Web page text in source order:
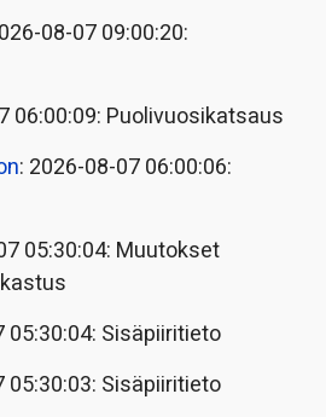
08-07 09:00:20:
06:00:09: Puolivuosikatsaus
: 2026-08-07 06:00:06:
05:30:04: Muutokset
05:30:04: Sisäpiiritieto
05:30:03: Sisäpiiritieto